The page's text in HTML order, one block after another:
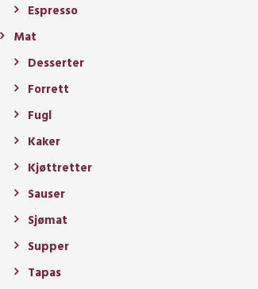
Espresso
Mat
Desserter
Forrett
Fugl
Kaker
Kjøttretter
Sauser
Sjømat
Supper
Tapas